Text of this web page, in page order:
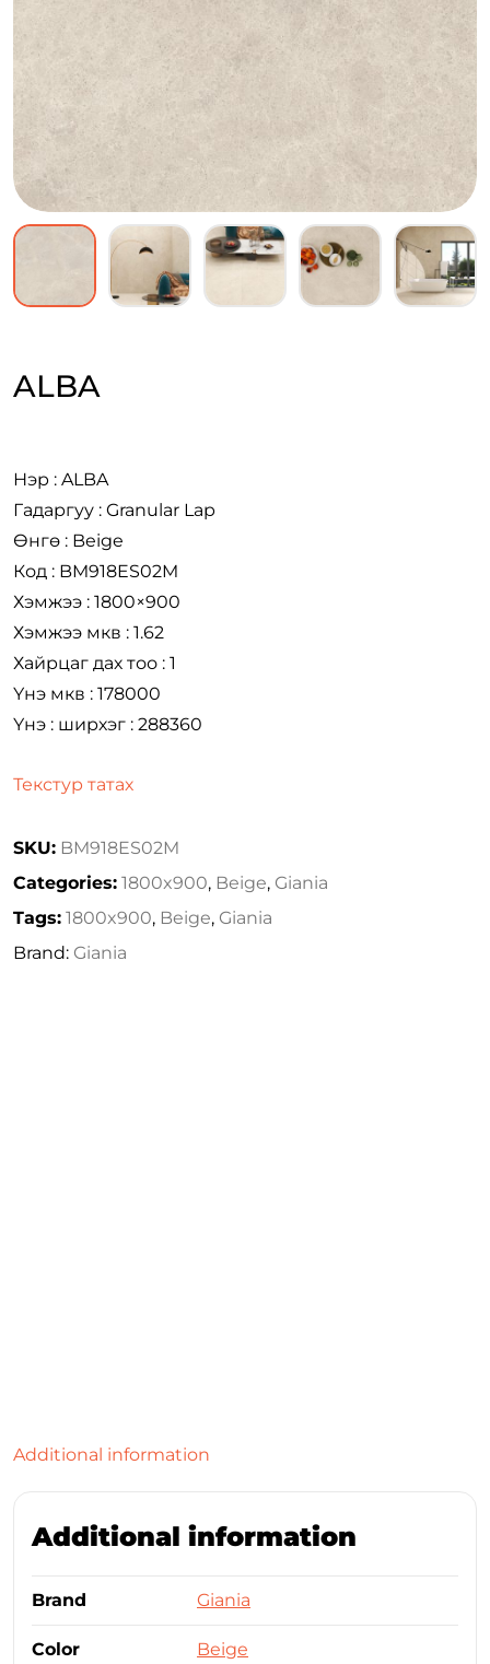
ALBA
Нэр : ALBA
Гадаргуу : Granular Lap
Өнгө : Beige
Код : BM918ES02M
Хэмжээ : 1800×900
Хэмжээ мкв : 1.62
Хайрцаг дах тоо : 1
Үнэ мкв : 178000
Үнэ : ширхэг : 288360
Текстур татах
SKU: BM918ES02M
Categories: 1800x900, Beige, Giania
Tags: 1800x900, Beige, Giania
Brand: Giania
Additional information
Additional information
Brand Giania
Color Beige